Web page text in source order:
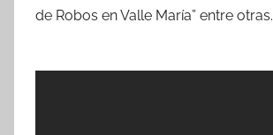
de Robos en Valle María” entre otras.